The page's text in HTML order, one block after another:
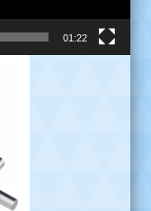
01:22